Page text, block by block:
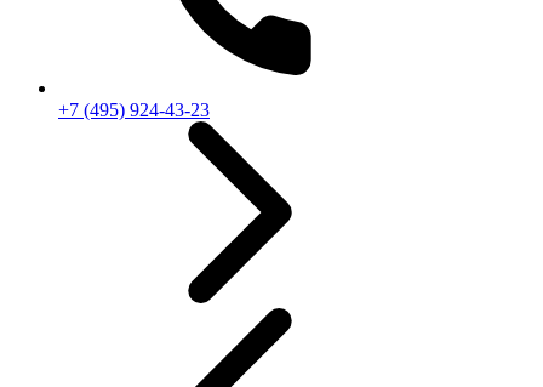
+7 (495) 924-43-23